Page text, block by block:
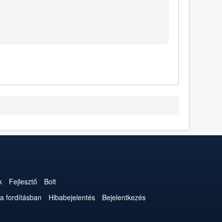
Fejlesztő
Bolt
fordításban Hibabejelentés
Bejelentkezés